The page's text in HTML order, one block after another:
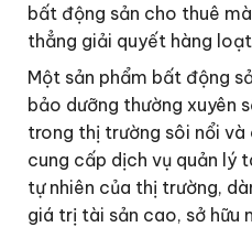
bất động sản cho thuê
thẳng giải quyết hàng
Một sản phẩm bất động
bảo dưỡng thường xuyên
trong thị trường sôi nổi
cung cấp dịch vụ quản lý
tự nhiên của thị trường,
giá trị tài sản cao, sở hữu